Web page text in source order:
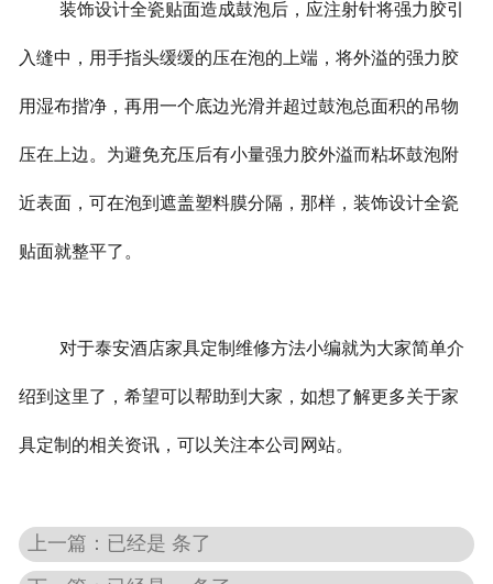
装饰设计全瓷贴面造成鼓泡后，应注射针将强力胶引
入缝中，用手指头缓缓的压在泡的上端，将外溢的强力胶
用湿布揩净，再用一个底边光滑并超过鼓泡总面积的吊物
压在上边。为避免充压后有小量强力胶外溢而粘坏鼓泡附
近表面，可在泡到遮盖塑料膜分隔，那样，装饰设计全瓷
贴面就整平了。
对于泰安酒店家具定制维修方法小编就为大家简单介
绍到这里了，希望可以帮助到大家，如想了解更多关于家
具定制的相关资讯，可以关注本公司网站。
上一篇：已经是 条了